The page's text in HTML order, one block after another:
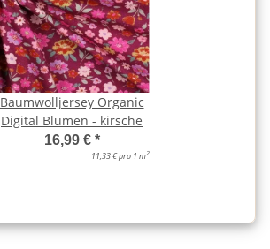
Baumwolljersey Organic
Digital Blumen - kirsche
16,99 € *
11,33 € pro 1 m2